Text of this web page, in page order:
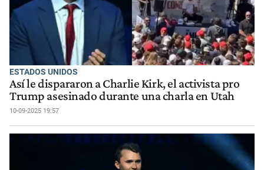
ESTADOS UNIDOS
Así le dispararon a Charlie Kirk, el activista pro
Trump asesinado durante una charla en Utah
10-09-2025 19:57